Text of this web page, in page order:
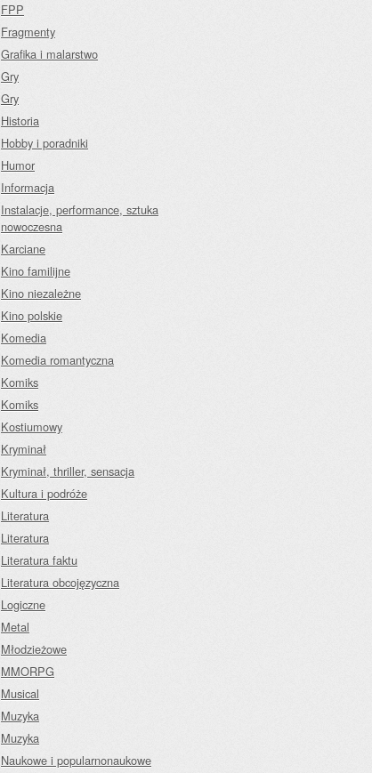
FPP
Fragmenty
Grafika i malarstwo
Gry
Gry
Historia
Hobby i poradniki
Humor
Informacja
Instalacje, performance, sztuka
nowoczesna
Karciane
Kino familijne
Kino niezależne
Kino polskie
Komedia
Komedia romantyczna
Komiks
Komiks
Kostiumowy
Kryminał
Kryminał, thriller, sensacja
Kultura i podróże
Literatura
Literatura
Literatura faktu
Literatura obcojęzyczna
Logiczne
Metal
Młodzieżowe
MMORPG
Musical
Muzyka
Muzyka
Naukowe i popularnonaukowe